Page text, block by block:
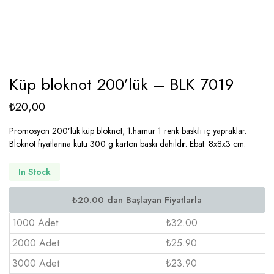
Küp bloknot 200’lük – BLK 7019
₺20,00
Promosyon 200’lük küp bloknot, 1.hamur 1 renk baskılı iç yapraklar.
Bloknot fiyatlarına kutu 300 g karton baskı dahildir. Ebat: 8x8x3 cm.
In Stock
1000 Adet
₺32.00
2000 Adet
₺25.90
3000 Adet
₺23.90